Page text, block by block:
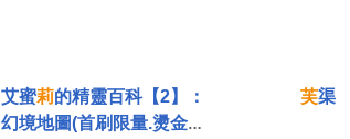
艾蜜莉的精靈百科【2】：
幻境地圖(首刷限量.燙金書
芙渠